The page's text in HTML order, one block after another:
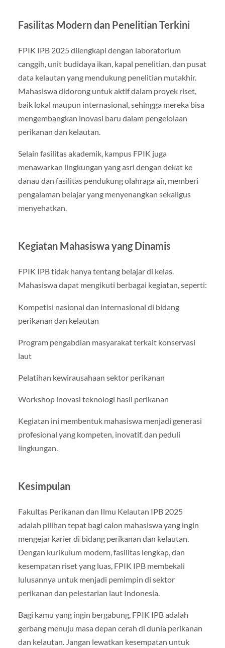
Fasilitas Modern dan Penelitian Terkini
FPIK IPB 2025 dilengkapi dengan laboratorium
canggih, unit budidaya ikan, kapal penelitian, dan pusat
data kelautan yang mendukung penelitian mutakhir.
Mahasiswa didorong untuk aktif dalam proyek riset,
baik lokal maupun internasional, sehingga mereka bisa
mengembangkan inovasi baru dalam pengelolaan
perikanan dan kelautan.
Selain fasilitas akademik, kampus FPIK juga
menawarkan lingkungan yang asri dengan dekat ke
danau dan fasilitas pendukung olahraga air, memberi
pengalaman belajar yang menyenangkan sekaligus
menyehatkan.
Kegiatan Mahasiswa yang Dinamis
FPIK IPB tidak hanya tentang belajar di kelas.
Mahasiswa dapat mengikuti berbagai kegiatan, seperti:
Kompetisi nasional dan internasional di bidang
perikanan dan kelautan
Program pengabdian masyarakat terkait konservasi
laut
Pelatihan kewirausahaan sektor perikanan
Workshop inovasi teknologi hasil perikanan
Kegiatan ini membentuk mahasiswa menjadi generasi
profesional yang kompeten, inovatif, dan peduli
lingkungan.
Kesimpulan
Fakultas Perikanan dan Ilmu Kelautan IPB 2025
adalah pilihan tepat bagi calon mahasiswa yang ingin
mengejar karier di bidang perikanan dan kelautan.
Dengan kurikulum modern, fasilitas lengkap, dan
kesempatan riset yang luas, FPIK IPB membekali
lulusannya untuk menjadi pemimpin di sektor
perikanan dan pelestarian laut Indonesia.
Bagi kamu yang ingin bergabung, FPIK IPB adalah
gerbang menuju masa depan cerah di dunia perikanan
dan kelautan. Jangan lewatkan kesempatan untuk